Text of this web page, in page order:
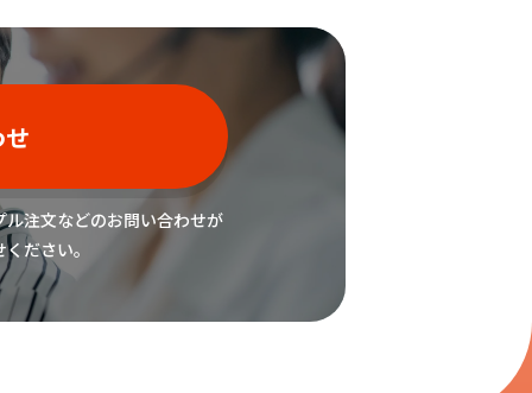
ル注文などのお問い合わせが
ださい。